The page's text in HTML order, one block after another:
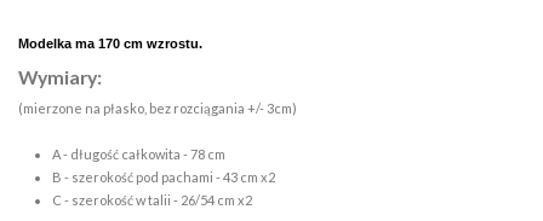
Modelka ma 170 cm wzrostu.
Wymiary:
(mierzone na płasko, bez rozciągania +/- 3cm)
A - długość całkowita - 78 cm
B - szerokość pod pachami - 43 cm x2
C - szerokość w talii - 26/54 cm x2